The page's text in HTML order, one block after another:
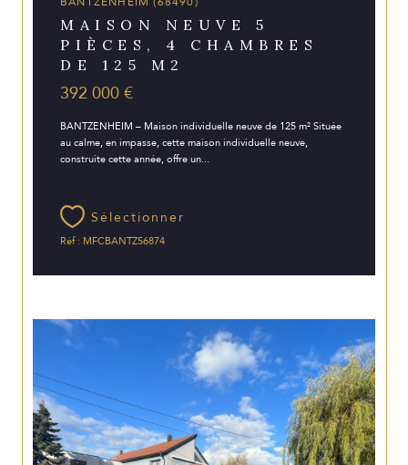
MAISON NEUVE 5
PIÈCES, 4 CHAMBRES
DE 125 M2
392 000 €
BANTZENHEIM – Maison individuelle neuve de 125 m² Située
au calme, en impasse, cette maison individuelle neuve,
construite cette année, offre un...
Sélectionner
Réf : MFCBANTZ56874